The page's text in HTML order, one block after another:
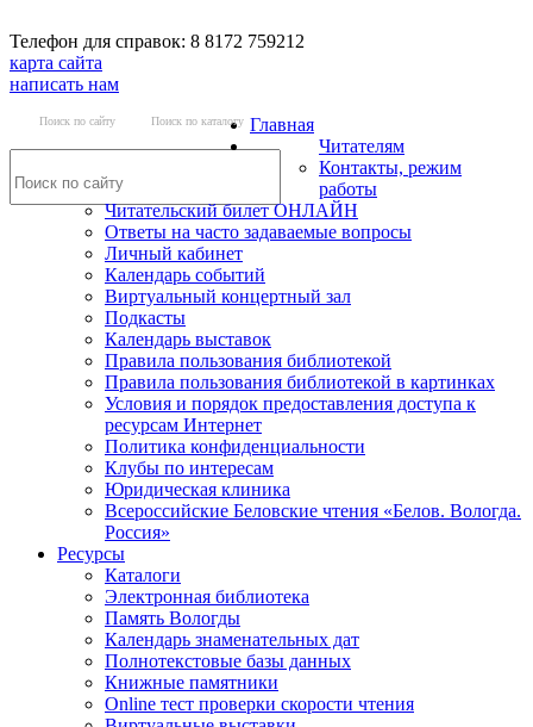
Телефон для справок: 8 8172 759212
карта сайта
написать нам
Поиск по сайту Поиск по каталогу Главная
Читателям
Контакты, режим
работы
Читательский билет ОНЛАЙН
Ответы на часто задаваемые вопросы
Личный кабинет
Календарь событий
Виртуальный концертный зал
Подкасты
Календарь выставок
Правила пользования библиотекой
Правила пользования библиотекой в картинках
Условия и порядок предоставления доступа к
ресурсам Интернет
Политика конфиденциальности
Клубы по интересам
Юридическая клиника
Всероссийские Беловские чтения «Белов. Вологда.
Россия»
Ресурсы
Каталоги
Электронная библиотека
Память Вологды
Календарь знаменательных дат
Полнотекстовые базы данных
Книжные памятники
Online тест проверки скорости чтения